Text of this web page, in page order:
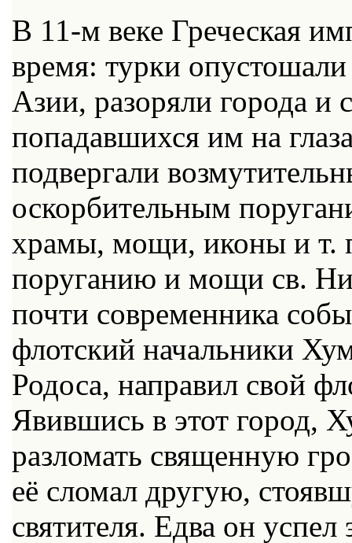
В 11-м веке Греческая
время: турки
Азии, разоряли города и
попадавшихся им на
подвергали
оскорбительным
храмы, мощи, иконы и т.
поруганию и мощи св.
почти современника
флотский начальники
Родоса, направил свой
Явившись в этот город,
разломать священную
её сломал другую,
святителя. Едва он успел